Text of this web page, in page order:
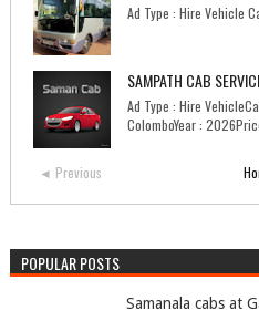
Ad Type : Hire Vehicle
SAMPATH CAB
Ad Type : Hire
ColomboYear :
◄ Previous
POPULAR POSTS
Samanala cabs at